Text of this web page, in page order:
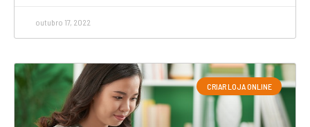
outubro 17, 2022
CRIAR LOJA ONLINE